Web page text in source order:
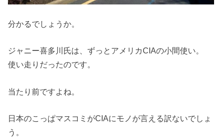
分かるでしょうか。
ジャニー喜多川氏は、ずっとアメリカCIAの小間使い。
使い走りだったのです。
当たり前ですよね。
日本のこっぱマスコミがCIAにモノが言える訳ないでしょ
う。